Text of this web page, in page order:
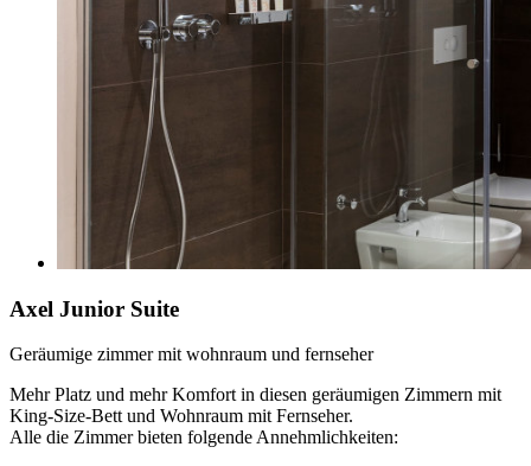
Axel Junior Suite
Geräumige zimmer mit wohnraum und fernseher
Mehr Platz und mehr Komfort in diesen geräumigen Zimmern mit
King-Size-Bett und Wohnraum mit Fernseher.
Alle die Zimmer bieten folgende Annehmlichkeiten: